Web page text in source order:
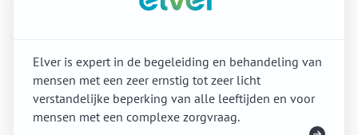
Elver is expert in de begeleiding en behandeling van
mensen met een zeer ernstig tot zeer licht
verstandelijke beperking van alle leeftijden en voor
mensen met een complexe zorgvraag.